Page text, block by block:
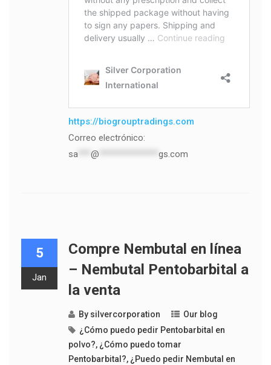
https://biogrouptradings.com
Correo electrónico:
sa*** @ gs.com
5
Jan
Compre Nembutal en línea
– Nembutal Pentobarbital a
la venta
By silvercorporation
Our blog
¿Cómo puedo pedir Pentobarbital en
polvo?, ¿Cómo puedo tomar
Pentobarbital?, ¿Puedo pedir Nembutal en